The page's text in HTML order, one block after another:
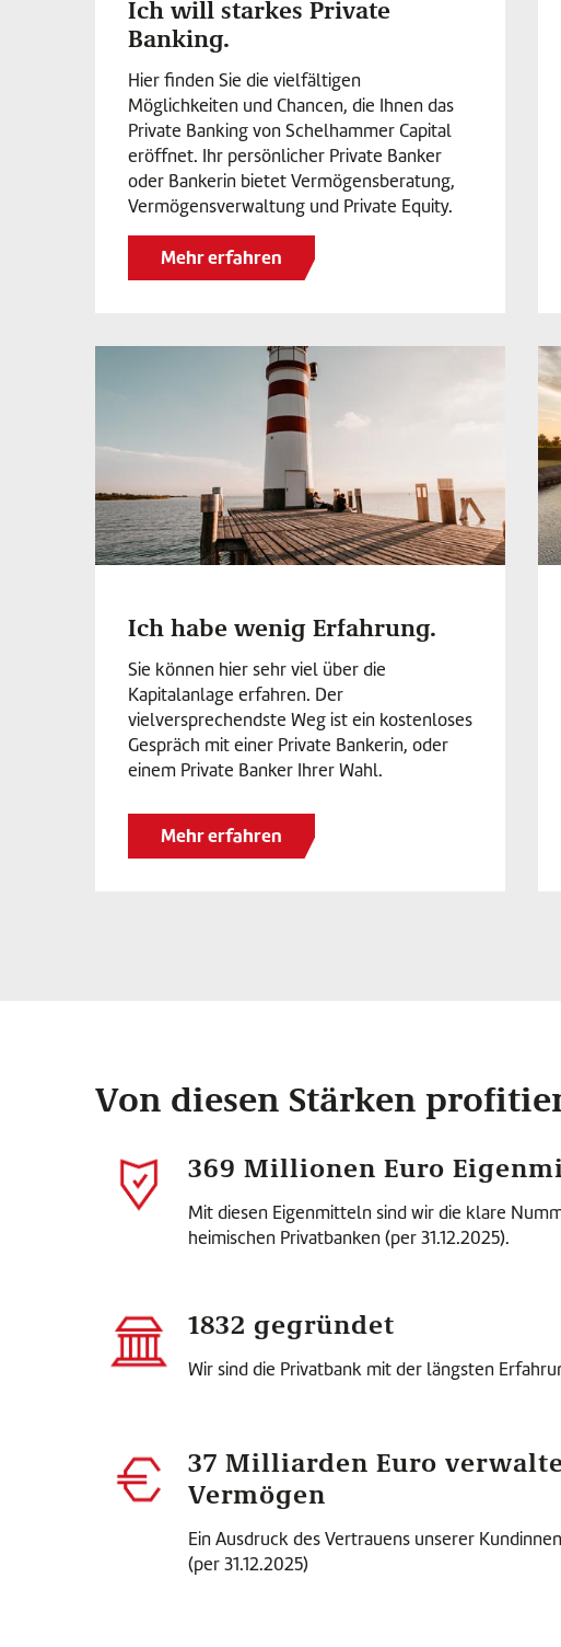
Ich will starkes Private
Banking.
Hier finden Sie die vielfältigen
Möglichkeiten und Chancen, die Ihnen das
Private Banking von Schelhammer Capital
eröffnet. Ihr persönlicher Private Banker
oder Bankerin bietet Vermögensberatung,
Vermögensverwaltung und Private Equity.
Mehr erfahren
Ich habe wenig Erfahrung.
Sie können hier sehr viel über die
Kapitalanlage erfahren. Der
vielversprechendste Weg ist ein kostenloses
Gespräch mit einer Private Bankerin, oder
einem Private Banker Ihrer Wahl.
Mehr erfahren
Von diesen Stärken
369 Millionen Euro
Mit diesen Eigenmitteln sind wir die klare
heimischen Privatbanken (per 31.12.2025).
1832 gegründet
Wir sind die Privatbank mit der längsten
37 Milliarden Euro
Vermögen
Ein Ausdruck des Vertrauens unserer
(per 31.12.2025)